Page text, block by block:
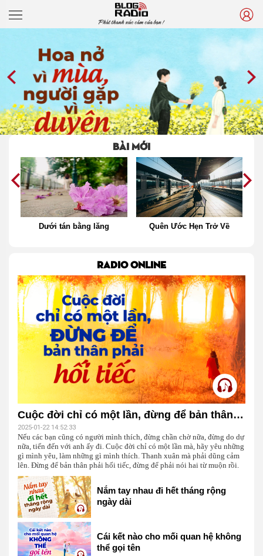
Phát thanh xúc cảm của bạn !
BÀI MỚI
Dưới tán bằng lăng Quên Ước Hẹn Trở Về
RADIO ONLINE
Cuộc đời chỉ có một lần, đừng để bản thân phải hối tiếc
2025-01-22 14:52:33
Nếu các bạn cũng có người mình thích, đừng chần chờ nữa, đừng do dự
nữa, tiến đến với anh ấy đi. Cuộc đời chỉ có một lần mà, hãy yêu những
gì mình yêu, làm những gì mình thích. Thanh xuân mà phải dũng cảm
lên. Đừng để bản thân phải hối tiếc, đừng để phải nói hai từ muộn rồi.
Nắm tay nhau đi hết tháng rộng
ngày dài
Cái kết nào cho mối quan hệ không
thể gọi tên